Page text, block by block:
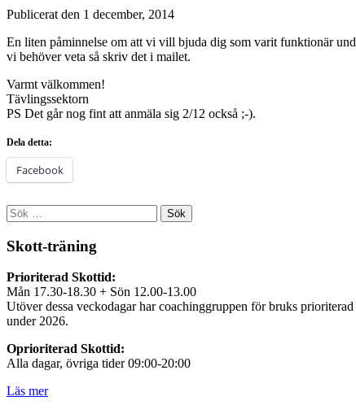
Publicerat den 1 december, 2014
En liten påminnelse om att vi vill bjuda dig som varit funktionär
vi behöver veta så skriv det i mailet.
Varmt välkommen!
Tävlingssektorn
PS Det går nog fint att anmäla sig 2/12 också ;-).
Dela detta:
Facebook
Sök
efter:
Skott-träning
Prioriterad Skottid:
Mån 17.30-18.30 + Sön 12.00-13.00
Utöver dessa veckodagar har coachinggruppen för bruks
under 2026.
Oprioriterad Skottid:
Alla dagar, övriga tider 09:00-20:00
Läs mer